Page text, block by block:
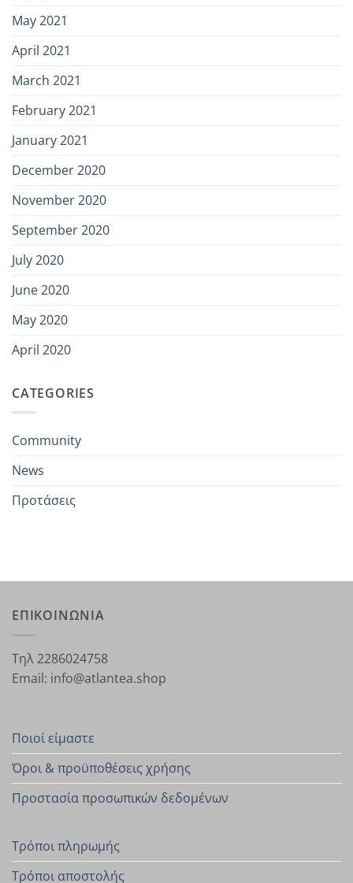
May 2021
April 2021
March 2021
February 2021
January 2021
December 2020
November 2020
September 2020
July 2020
June 2020
May 2020
April 2020
CATEGORIES
Community
News
Προτάσεις
ΕΠΙΚΟΙΝΩΝΙΑ
Τηλ 2286024758
Email: info@atlantea.shop
Ποιοί είμαστε
Όροι & προϋποθέσεις χρήσης
Προστασία προσωπικών δεδομένων
Τρόποι πληρωμής
Τρόποι αποστολής